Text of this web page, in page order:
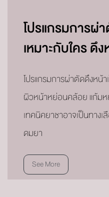
โปรแกรมการผ่
เหมาะกับใคร ดึ
โปรแกรมการผ่าตัดดึงห
ผิวหน้าหย่อนคล้อย แก้มห
เทคนิคยาชาอาจเป็นทาง
ดมยา
See More